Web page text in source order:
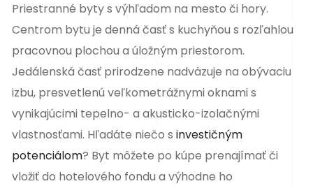
Priestranné bytys výhľadom na mesto či hory.
Centrom bytu je denná časť s kuchyňou s rozľahlou
pracovnou plochou a úložným priestorom.
Jedálenská časť prirodzene nadväzuje na obývaciu
izbu, presvetlenú veľkometrážnymi oknami s
vynikajúcimi tepelno- a akusticko-izolačnými
vlastnosťami. Hľadáte niečo s investičným
potenciálom? Byt môžete po kúpe prenajímať či
vložiť do hotelového fondu a výhodne ho